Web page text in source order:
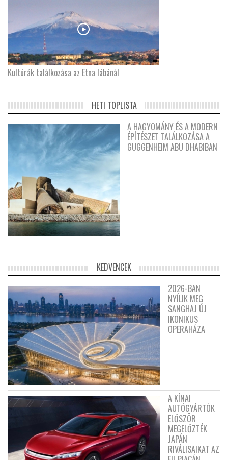
Kultúrák találkozása az Etna lábánál
HETI TOPLISTA
A HAGYOMÁNY ÉS A MODERN
ÉPÍTÉSZET TALÁLKOZÁSA A
GUGGENHEIM ABU DHABIBAN
KEDVENCEK
2026-BAN
NYÍLIK MEG
SANGHAJ ÚJ
IKONIKUS
OPERAHÁZA
A KÍNAI
AUTÓGYÁRTÓK
ELŐSZÖR
MEGELŐZTÉK
JAPÁN
RIVÁLISAIKAT AZ